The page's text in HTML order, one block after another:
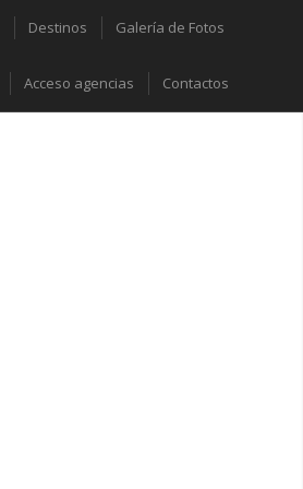
Destinos Galería de Fotos
Acceso agencias Contactos